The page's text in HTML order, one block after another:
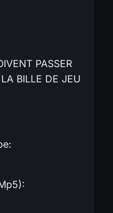
PASSER
BILLE DE JEU